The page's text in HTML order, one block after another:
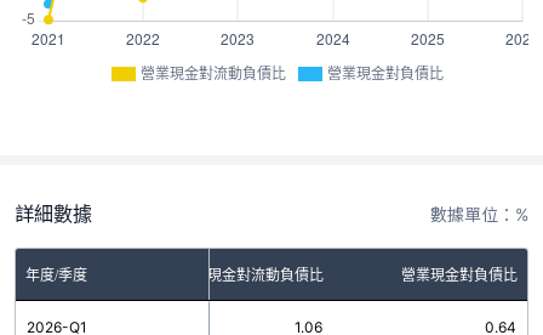
營業現金對流動負債比 營業現金對負債比
詳細數據 數據單位：%
年度/季度 營業現金對流動負債比 營業現金對負債比
2026-Q1 1.06 0.64